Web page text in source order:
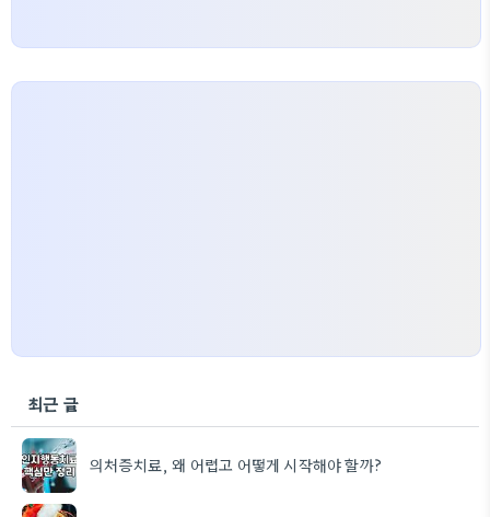
최근 글
의처증치료, 왜 어렵고 어떻게 시작해야 할까?